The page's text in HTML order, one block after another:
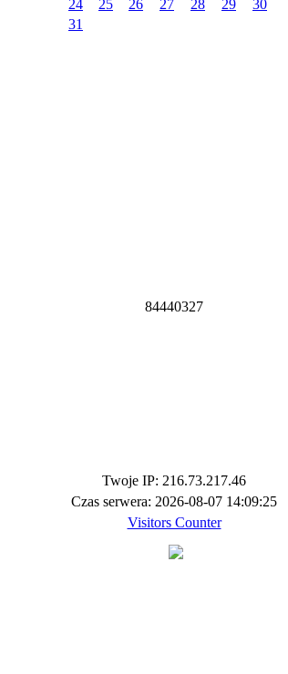
24
25 26 27 28 29
30
31
84440327
Twoje IP: 216.73.217.46
Czas serwera: 2026-08-07 14:09:25
Visitors Counter